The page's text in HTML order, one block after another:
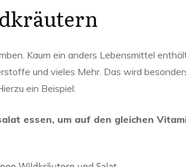
Kaum ein anders Lebensmittel
und vieles Mehr. Das wird
ein Beispiel:
essen, um auf den gleichen